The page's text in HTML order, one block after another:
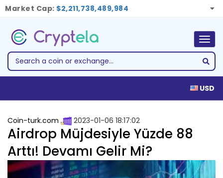
Market Cap: $2,211,738,489,984
USD
Coin-turk.com 2023-01-06 18:17:02
Airdrop Müjdesiyle Yüzde 88
Arttı! Devamı Gelir Mi?